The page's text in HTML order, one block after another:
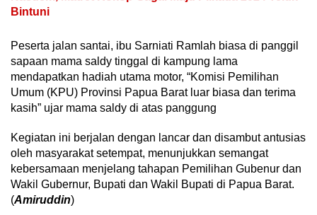
Bintuni
Peserta jalan santai, ibu Sarniati Ramlah biasa di panggil
sapaan mama saldy tinggal di kampung lama
mendapatkan hadiah utama motor, “Komisi Pemilihan
Umum (KPU) Provinsi Papua Barat luar biasa dan terima
kasih” ujar mama saldy di atas panggung
Kegiatan ini berjalan dengan lancar dan disambut antusias
oleh masyarakat setempat, menunjukkan semangat
kebersamaan menjelang tahapan Pemilihan Gubenur dan
Wakil Gubernur, Bupati dan Wakil Bupati di Papua Barat.
(Amiruddin)